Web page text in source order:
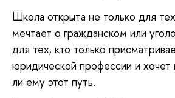
Школа открыта не только для
мечтает о гражданском или
для тех, кто только
юридической профессии и хочет
ли ему этот путь.